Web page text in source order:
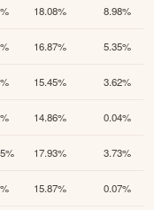
18.08%
8.98%
16.87% 5.35%
15.45% 3.62%
14.86% 0.04%
17.93% 3.73%
15.87% 0.07%